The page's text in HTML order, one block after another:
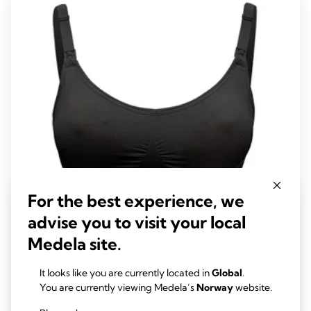
reviews
Keep Cool™ Ultra pustende amme-BH
Denne amme-BH-en har seks integrerte pustesoner for at du
skal føle deg avkjølt, og ny hurtigtørkende teknologi som bidrar
til å balansere kroppstemperaturen samtidig som den gir støtte
For the best experience, we
advise you to visit your local
Medela site.
It looks like you are currently located inGlobal.
You are currently viewing Medela’sNorwaywebsite.